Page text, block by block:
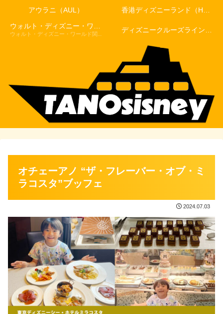
アウラニ（AUL）
ウォルト・ディズニー・ワールド関連記事
オチェーアノ “ザ・フレーバー・オブ・ミ
ラコスタ”ブッフェ
2024.07.03